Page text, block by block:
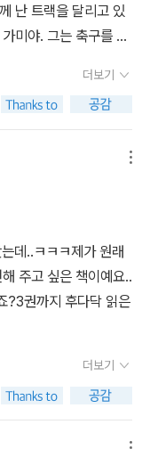
난 트랙을 달리고 있
미야. 그는 축구를 좋
며 고등학교에 올라가
상 천재 렌과 함께 하
스를 찾게 된다. 개개
은 함께 달리는 기쁨을
나간다.
더보기
데..ㅋㅋㅋ제가 원래
주고 싶은 책이예요..
?3권까지 후다닥 읽은
더보기